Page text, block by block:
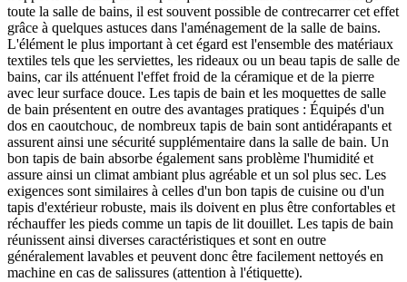
toute la salle de bains, il est souvent possible de contrecarrer cet effet
grâce à quelques astuces dans l'aménagement de la salle de bains.
L'élément le plus important à cet égard est l'ensemble des matériaux
textiles tels que les serviettes, les rideaux ou un beau tapis de salle de
bains, car ils atténuent l'effet froid de la céramique et de la pierre
avec leur surface douce. Les tapis de bain et les moquettes de salle
de bain présentent en outre des avantages pratiques : Équipés d'un
dos en caoutchouc, de nombreux tapis de bain sont antidérapants et
assurent ainsi une sécurité supplémentaire dans la salle de bain. Un
bon tapis de bain absorbe également sans problème l'humidité et
assure ainsi un climat ambiant plus agréable et un sol plus sec. Les
exigences sont similaires à celles d'un bon tapis de cuisine ou d'un
tapis d'extérieur robuste, mais ils doivent en plus être confortables et
réchauffer les pieds comme un tapis de lit douillet. Les tapis de bain
réunissent ainsi diverses caractéristiques et sont en outre
généralement lavables et peuvent donc être facilement nettoyés en
machine en cas de salissures (attention à l'étiquette).